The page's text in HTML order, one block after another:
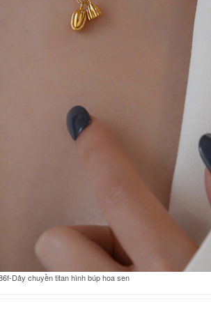
Dây chuyền titan hình búp hoa sen